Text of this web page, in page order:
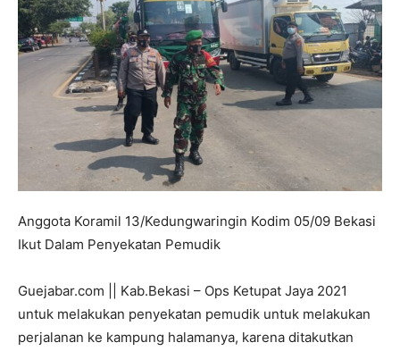
Anggota Koramil 13/Kedungwaringin Kodim 05/09 Bekasi
Ikut Dalam Penyekatan Pemudik
Guejabar.com || Kab.Bekasi – Ops Ketupat Jaya 2021
untuk melakukan penyekatan pemudik untuk melakukan
perjalanan ke kampung halamanya, karena ditakutkan